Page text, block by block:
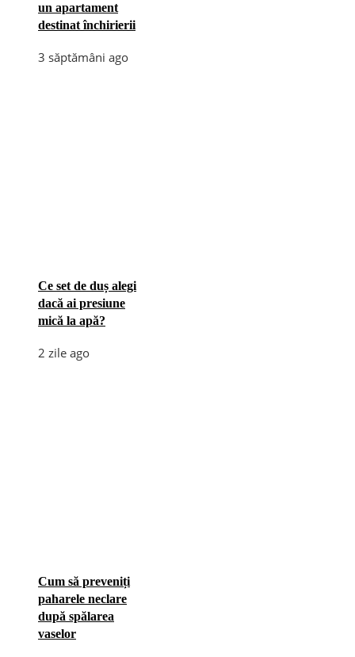
un apartament
destinat închirierii
3 săptămâni ago
Ce set de duș alegi
dacă ai presiune
mică la apă?
2 zile ago
Cum să preveniți
paharele neclare
după spălarea
vaselor